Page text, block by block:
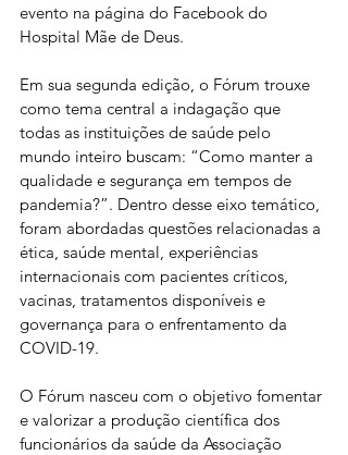
evento na página do Facebook do
Hospital Mãe de Deus.
Em sua segunda edição, o Fórum trouxe
como tema central a indagação que
todas as instituições de saúde pelo
mundo inteiro buscam: “Como manter a
qualidade e segurança em tempos de
pandemia?”. Dentro desse eixo temático,
foram abordadas questões relacionadas a
ética, saúde mental, experiências
internacionais com pacientes críticos,
vacinas, tratamentos disponíveis e
governança para o enfrentamento da
COVID-19.
O Fórum nasceu com o objetivo fomentar
e valorizar a produção científica dos
funcionários da saúde da Associação